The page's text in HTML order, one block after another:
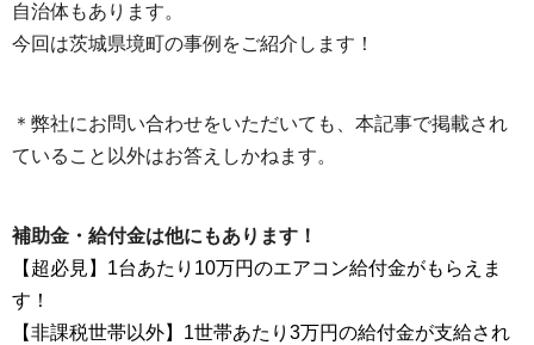
自治体もあります。
今回は茨城県境町の事例をご紹介します！
＊弊社にお問い合わせをいただいても、本記事で掲載され
ていること以外はお答えしかねます。
補助金・給付金は他にもあります！
【超必見】1台あたり10万円のエアコン給付金がもらえま
す！
【非課税世帯以外】1世帯あたり3万円の給付金が支給され